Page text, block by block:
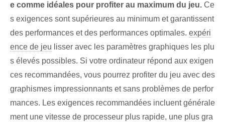
e comme idéales pour profiter au maximum du jeu. Ce
s exigences sont supérieures au minimum et garantissent⁤
des performances et des performances optimales. expéri
ence de jeu lisser ⁤avec les paramètres graphiques les plu
s élevés possibles. Si votre ordinateur répond aux exigen
ces recommandées, vous pourrez profiter du jeu avec des
graphismes impressionnants et sans problèmes de perfor
mances. Les exigences recommandées incluent générale
ment une vitesse de processeur plus rapide, une plus gra